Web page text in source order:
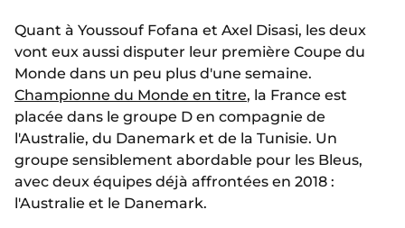
Quant à Youssouf Fofana et Axel Disasi, les deux
vont eux aussi disputer leur première Coupe du
Monde dans un peu plus d'une semaine.
Championne du Monde en titre, la France est
placée dans le groupe D en compagnie de
l'Australie, du Danemark et de la Tunisie. Un
groupe sensiblement abordable pour les Bleus,
avec deux équipes déjà affrontées en 2018 :
l'Australie et le Danemark.